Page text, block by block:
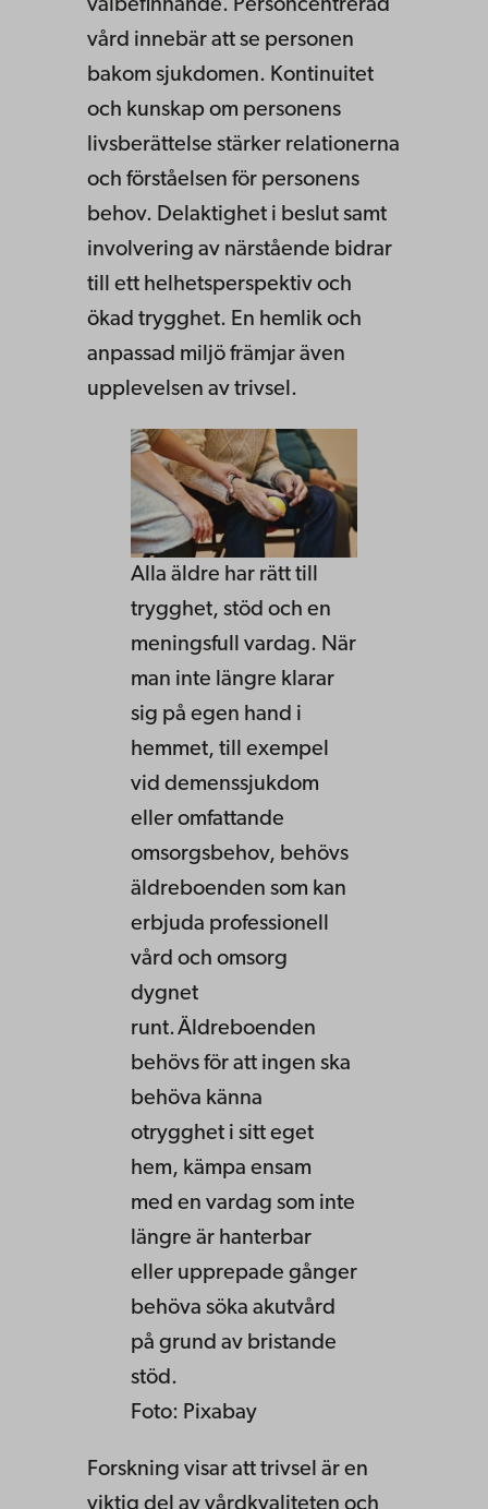
välbefinnande. Personcentrerad
vård innebär att se personen
bakom sjukdomen. Kontinuitet
och kunskap om personens
livsberättelse stärker relationerna
och förståelsen för personens
behov. Delaktighet i beslut samt
involvering av närstående bidrar
till ett helhetsperspektiv och
ökad trygghet. En hemlik och
anpassad miljö främjar även
upplevelsen av trivsel.
Alla äldre har rätt till
trygghet, stöd och en
meningsfull vardag. När
man inte längre klarar
sig på egen hand i
hemmet, till exempel
vid demenssjukdom
eller omfattande
omsorgsbehov, behövs
äldreboenden som kan
erbjuda professionell
vård och omsorg
dygnet
runt. Äldreboenden
behövs för att ingen ska
behöva känna
otrygghet i sitt eget
hem, kämpa ensam
med en vardag som inte
längre är hanterbar
eller upprepade gånger
behöva söka akutvård
på grund av bristande
stöd.
Foto: Pixabay
Forskning visar att trivsel är en
viktig del av vårdkvaliteten och